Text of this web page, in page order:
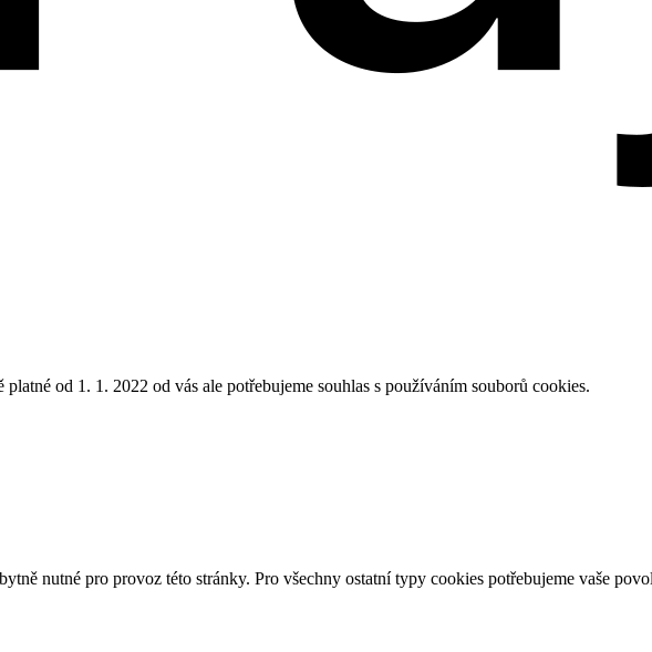
od 1. 1. 2022 od vás ale potřebujeme souhlas s používáním souborů cookies.
nutné pro provoz této stránky. Pro všechny ostatní typy cookies potřebujeme vaše